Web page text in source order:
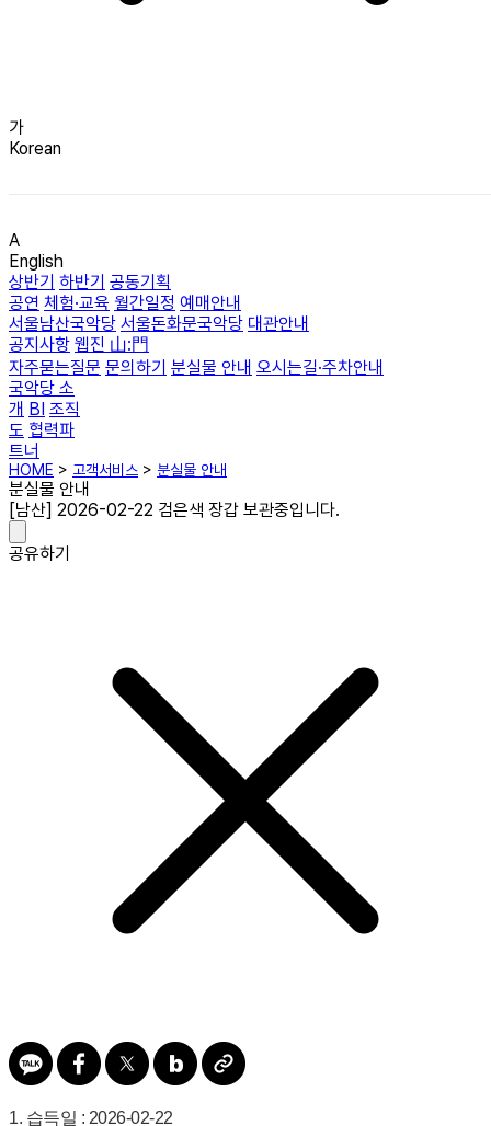
가
Korean
A
English
상반기 하반기 공동기획
공연 체험·교육 월간일정 예매안내
서울남산국악당 서울돈화문국악당 대관안내
공지사항 웹진 山:門
자주묻는질문 문의하기 분실물 안내 오시는길·주차안내
국악당 소
개 BI 조직
도 협력파
트너
HOME > 고객서비스 > 분실물 안내
분실물 안내
[남산] 2026-02-22 검은색 장갑 보관중입니다.
공유하기
1. 습득일 : 2026-02-22